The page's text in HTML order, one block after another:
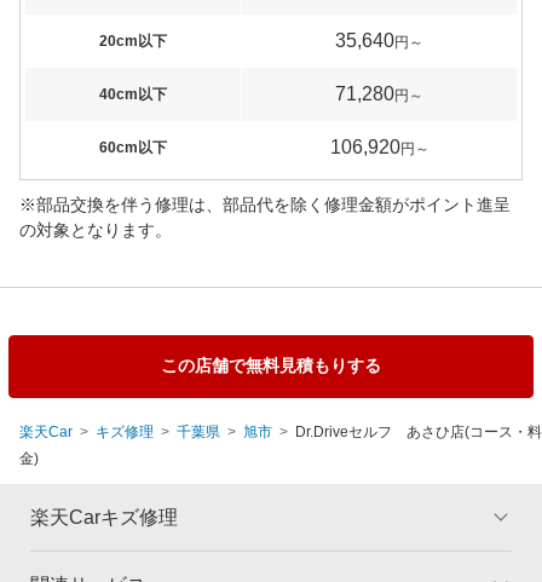
20cm以下 35,640円～
40cm以下 71,280円～
60cm以下 106,920円～
※部品交換を伴う修理は、部品代を除く修理金額がポイント進呈
の対象となります。
この店舗で無料見積もりする
楽天Car キズ修理 千葉県 旭市
Dr.Driveセルフ あさひ店(コース・料
金)
楽天Carキズ修理